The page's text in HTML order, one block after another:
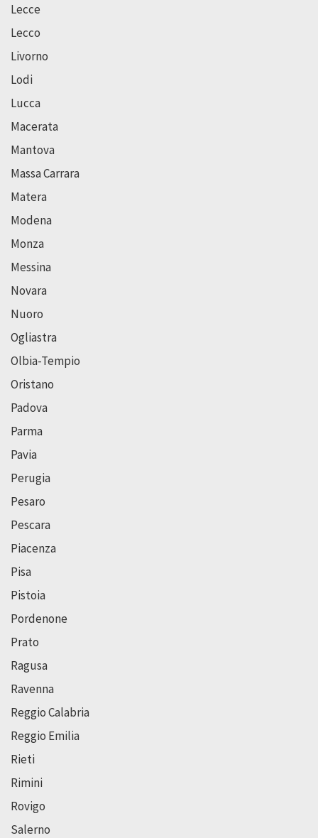
Lecce
Lecco
Livorno
Lodi
Lucca
Macerata
Mantova
Massa Carrara
Matera
Modena
Monza
Messina
Novara
Nuoro
Ogliastra
Olbia-Tempio
Oristano
Padova
Parma
Pavia
Perugia
Pesaro
Pescara
Piacenza
Pisa
Pistoia
Pordenone
Prato
Ragusa
Ravenna
Reggio Calabria
Reggio Emilia
Rieti
Rimini
Rovigo
Salerno